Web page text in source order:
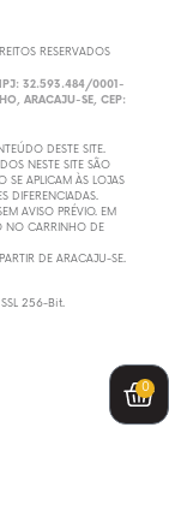
RESERVADOS
32.593.484/0001-
ARACAJU-SE, CEP:
DESTE SITE.
NESTE SITE SÃO
SE APLICAM ÀS LOJAS
DIFERENCIADAS.
AVISO PRÉVIO. EM
NO CARRINHO DE
DE ARACAJU-SE.
256-Bit.
0